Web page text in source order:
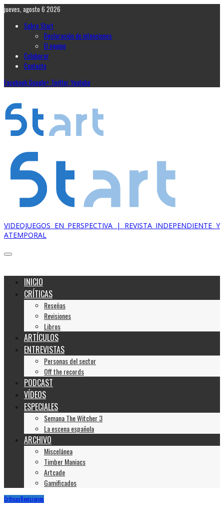
jueves, agosto 6 2026
Sobre Start
Declaración de intenciones
El equipo
Colaborar
Contacto
FacebookGoogle+ TwitterYoutube
VIDEOJUEGOS EN PERSPECTIVA | REVISTA INDEPENDIENTE Y
ATEMPORAL
INICIO
CRÍTICAS
Reseñas
Revisiones
Libros
ARTÍCULOS
ENTREVISTAS
Personas del sector
Off the records
PODCAST
VÍDEOS
ESPECIALES
Semana The Witcher 3
La escena española
ARCHIVO
Miscelánea
Timber Maniacs
Artcade
Gamificados
CríticasRevisiones